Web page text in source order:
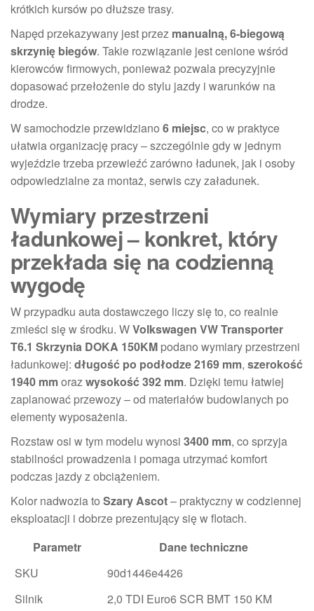
krótkich kursów po dłuższe trasy.
Napęd przekazywany jest przez manualną, 6-biegową
skrzynię biegów. Takie rozwiązanie jest cenione wśród
kierowców firmowych, ponieważ pozwala precyzyjnie
dopasować przełożenie do stylu jazdy i warunków na
drodze.
W samochodzie przewidziano 6 miejsc, co w praktyce
ułatwia organizację pracy – szczególnie gdy w jednym
wyjeździe trzeba przewieźć zarówno ładunek, jak i osoby
odpowiedzialne za montaż, serwis czy załadunek.
Wymiary przestrzeni
ładunkowej – konkret, który
przekłada się na codzienną
wygodę
W przypadku auta dostawczego liczy się to, co realnie
zmieści się w środku. WVolkswagen VW Transporter
T6.1 Skrzynia DOKA 150KM podano wymiary przestrzeni
ładunkowej: długość po podłodze 2169 mm, szerokość
1940 mmorazwysokość 392 mm. Dzięki temu łatwiej
zaplanować przewozy – od materiałów budowlanych po
elementy wyposażenia.
Rozstaw osi w tym modelu wynosi 3400 mm, co sprzyja
stabilności prowadzenia i pomaga utrzymać komfort
podczas jazdy z obciążeniem.
Kolor nadwozia to Szary Ascot– praktyczny w codziennej
eksploatacji i dobrze prezentujący się w flotach.
Parametr
Dane techniczne
SKU
90d1446e4426
Silnik
2,0 TDI Euro6 SCR BMT 150 KM